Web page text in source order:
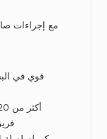
قوي في
أكثر من 20 عامًا من الخبرة في التصنيع في هذا المجال